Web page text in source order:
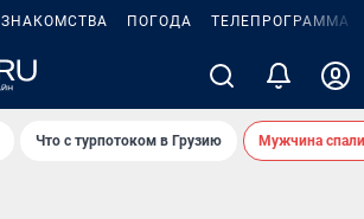
ЗНАКОМСТВА ПОГОДА ТЕЛЕПРОГРАММА
Что с турпотоком в Грузию Мужчина